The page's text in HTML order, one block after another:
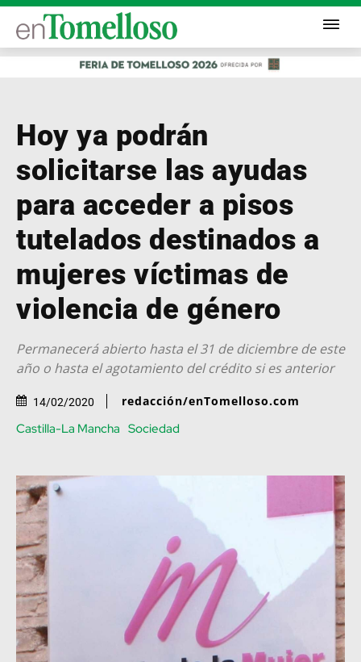
Hoy ya podrán
solicitarse las ayudas
para acceder a pisos
tutelados destinados a
mujeres víctimas de
violencia de género
Permanecerá abierto hasta el 31 de diciembre de este
año o hasta el agotamiento del crédito si es anterior
14/02/2020 redacción/enTomelloso.com
Castilla-La Mancha Sociedad